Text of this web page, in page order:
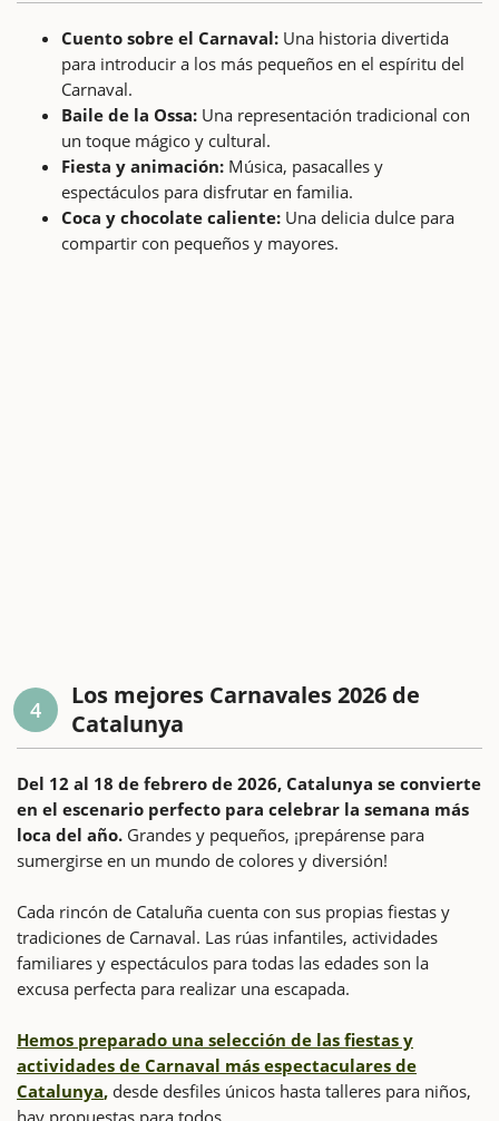
Cuento sobre el Carnaval: Una historia divertida
para introducir a los más pequeños en el espíritu del
Carnaval.
Baile de la Ossa: Una representación tradicional con
un toque mágico y cultural.
Fiesta y animación: Música, pasacalles y
espectáculos para disfrutar en familia.
Coca y chocolate caliente: Una delicia dulce para
compartir con pequeños y mayores.
4
Los mejores Carnavales 2026 de
Catalunya
Del 12 al 18 de febrero de 2026, Catalunya se convierte
en el escenario perfecto para celebrar la semana más
loca del año. Grandes y pequeños, ¡prepárense para
sumergirse en un mundo de colores y diversión!
Cada rincón de Cataluña cuenta con sus propias fiestas y
tradiciones de Carnaval. Las rúas infantiles, actividades
familiares y espectáculos para todas las edades son la
excusa perfecta para realizar una escapada.
Hemos preparado una selección de las fiestas y
actividades de Carnaval más espectaculares de
Catalunya, desde desfiles únicos hasta talleres para niños,
hay propuestas para todos.